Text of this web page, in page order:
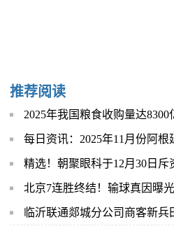
推荐阅读
2025年我国粮食收购量达